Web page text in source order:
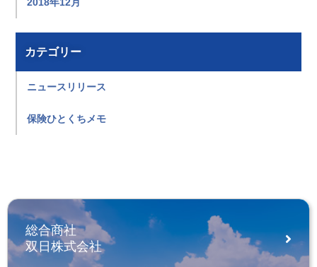
2018年12月
カテゴリー
ニュースリリース
保険ひとくちメモ
総合商社
双日株式会社